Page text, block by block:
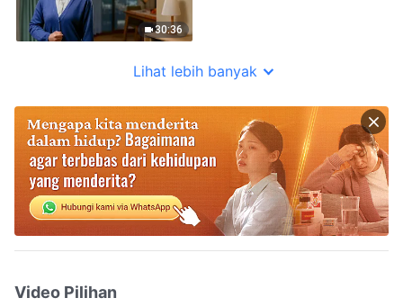
30:36
Lihat lebih banyak
Video Pilihan